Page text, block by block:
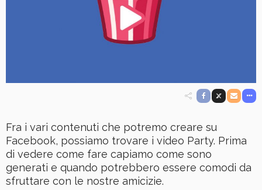
Fra i vari contenuti che potremo creare su
Facebook, possiamo trovare i video Party. Prima
di vedere come fare capiamo come sono
generati e quando potrebbero essere comodi da
sfruttare con le nostre amicizie.